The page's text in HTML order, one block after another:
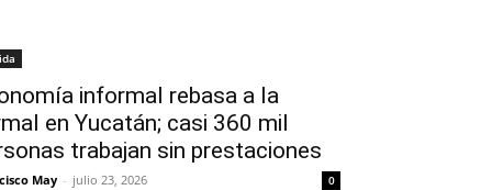
informal rebasa a la
en Yucatán; casi 360 mil
trabajan sin prestaciones
May - julio 23, 2026 0